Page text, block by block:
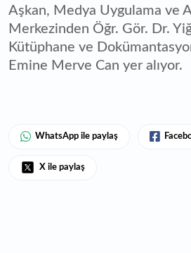
Aşkan, Medya Uygulama ve
Merkezinden Öğr. Gör. Dr.
Kütüphane ve
Emine Merve Can yer alıyor.
WhatsApp ile paylaş
X ile paylaş